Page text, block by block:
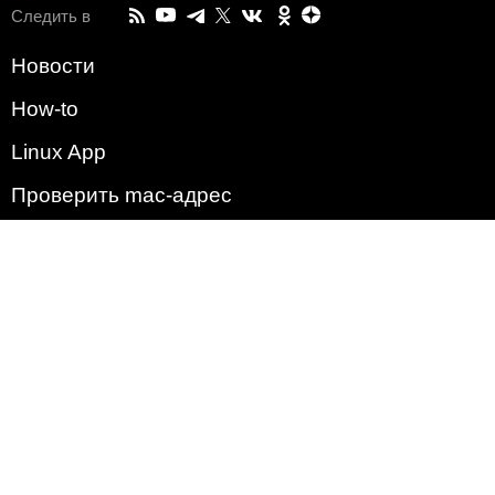
Следить в
Новости
How-to
Linux App
Проверить mac-адрес